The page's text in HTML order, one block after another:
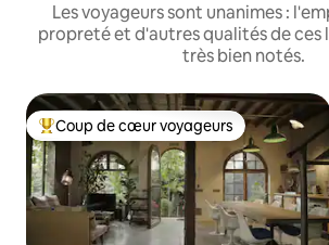
Les voyageurs sont unanimes :
propreté et d'autres qualités de ces
très bien notés.
Coup de cœur voyageurs parmi les plus
Coup de cœur voyageurs